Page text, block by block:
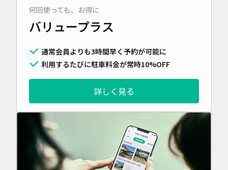
何回使っても、お得に
バリュープラス
通常会員よりも3時間早く予約が可能に
利用するたびに駐車料金が常時10%OFF
詳しく見る